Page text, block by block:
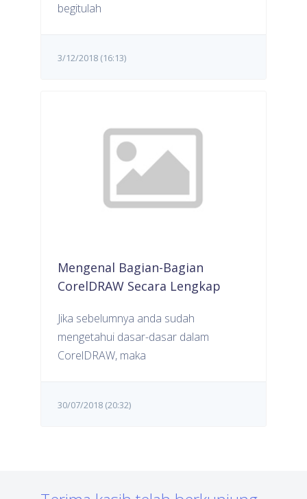
begitulah
3/12/2018 (16:13)
Mengenal Bagian-Bagian
CorelDRAW Secara Lengkap
Jika sebelumnya anda sudah
mengetahui dasar-dasar dalam
CorelDRAW, maka
30/07/2018 (20:32)